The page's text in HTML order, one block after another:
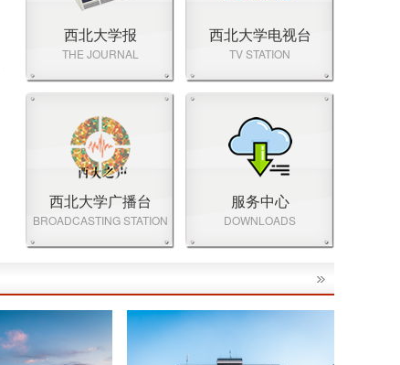
西北大学报
THE JOURNAL
西北大学电视台
TV STATION
西北大学广播台
BROADCASTING STATION
服务中心
DOWNLOADS